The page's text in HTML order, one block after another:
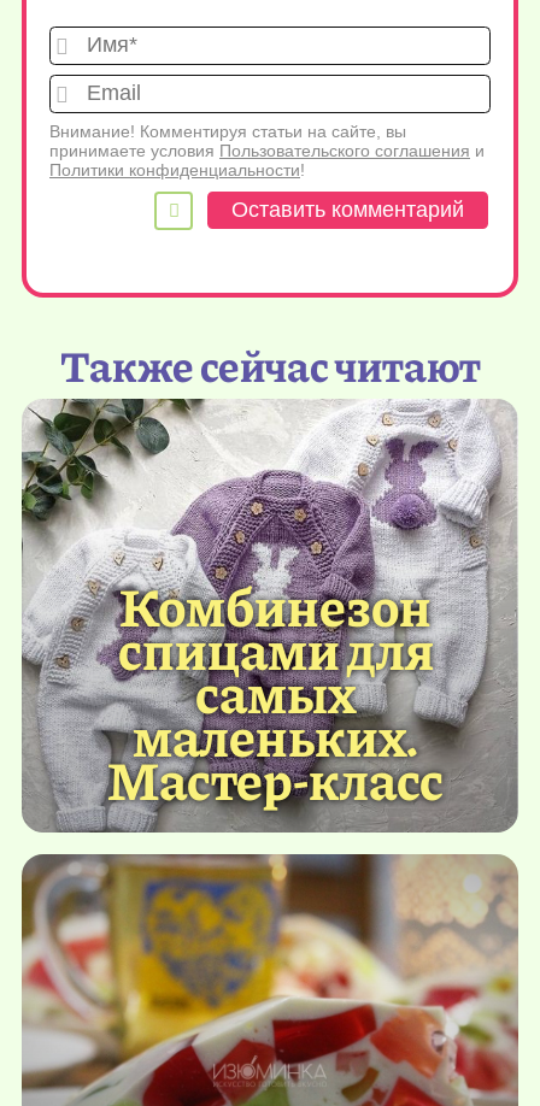
Имя*
Внимание! Комментируя статьи на сайте, вы
принимаете условия Пользовательского соглашения и
Политики конфиденциальности!
Также сейчас читают
Комбинезон
спицами для
самых
маленьких.
Мастер-класс